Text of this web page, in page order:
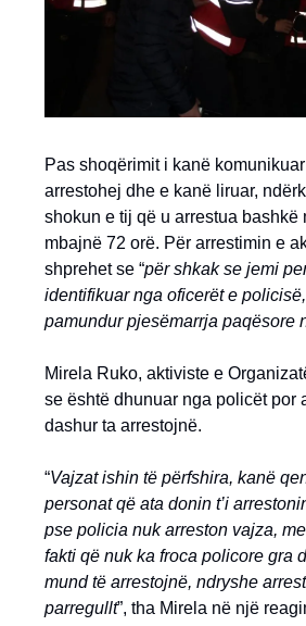
Pas shoqërimit i kanë
arrestohej dhe e kanë liruar,
shokun e tij që u arrestua bashkë
mbajnë 72 orë. Për arrestimin e
shprehet se “për shkak se jemi
identifikuar nga oficerët e
pamundur pjesëmarrja paqësore
Mirela Ruko, aktiviste e
se është dhunuar nga policët por
dashur ta arrestojnë.
“Vajzat ishin të përfshira, kanë
personat që ata donin t’i
pse policia nuk arreston vajza,
fakti që nuk ka froca policore gra
mund të arrestojnë, ndryshe
parregullt”, tha Mirela në një